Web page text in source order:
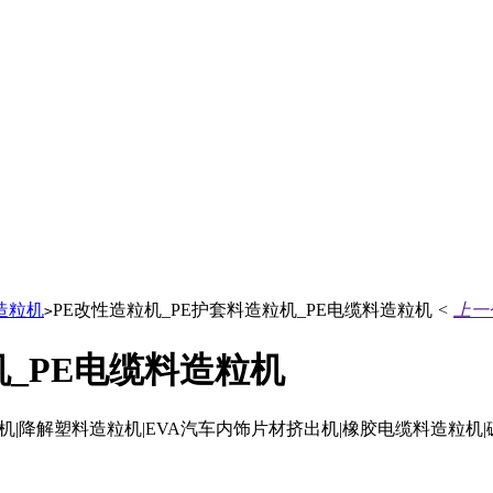
粒机>PE改性造粒机_PE护套料造粒机_PE电缆料造粒机 < 上
电缆料造粒机
|降解塑料造粒机|EVA汽车内饰片材挤出机|橡胶电缆料造粒机